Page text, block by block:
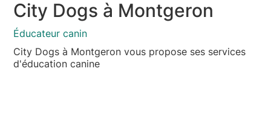
City Dogs à Montgeron
Éducateur canin
City Dogs à Montgeron vous propose ses services
d'éducation canine